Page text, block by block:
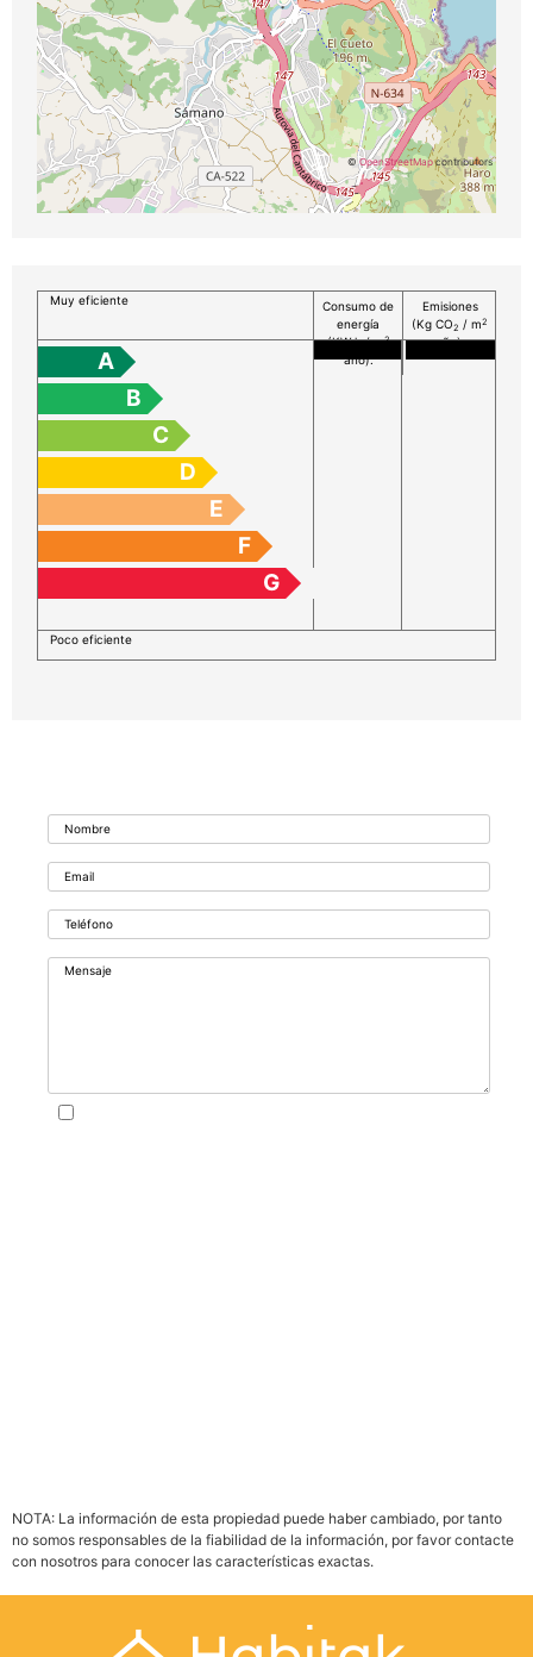
©OpenStreetMapcontributors
Muy eficiente
Consumo de
energía
(KW h / m2
año):
Emisiones
(Kg CO2 / m2
año):
A
B
C
D
E
F
G
Poco eficiente
NOTA: La información de esta propiedad puede haber cambiado, por tanto
no somos responsables de la fiabilidad de la información, por favor contacte
con nosotros para conocer las características exactas.